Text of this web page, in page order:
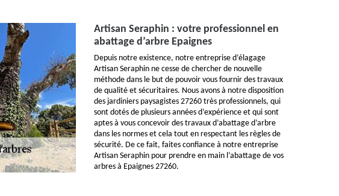
Artisan Seraphin : votre professionnel en
abattage d’arbre Epaignes
Depuis notre existence, notre entreprise d’élagage
Artisan Seraphin ne cesse de chercher de nouvelle
méthode dans le but de pouvoir vous fournir des travaux
de qualité et sécuritaires. Nous avons à notre disposition
des jardiniers paysagistes 27260 très professionnels, qui
sont dotés de plusieurs années d’expérience et qui sont
aptes à vous concevoir des travaux d’abattage d’arbre
dans les normes et cela tout en respectant les règles de
sécurité. De ce fait, faites confiance à notre entreprise
Artisan Seraphin pour prendre en main l’abattage de vos
arbres à Epaignes 27260.